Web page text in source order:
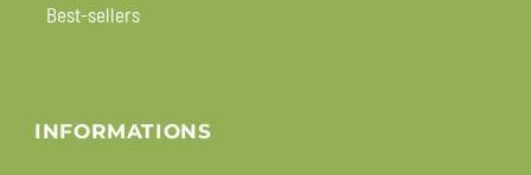
Best-sellers
INFORMATIONS